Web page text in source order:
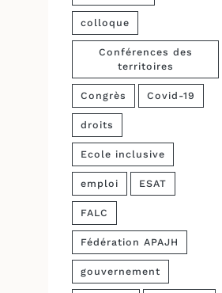
colloque
Conférences des
territoires
Congrès Covid-19
droits
Ecole inclusive
emploi ESAT
FALC
Fédération APAJH
gouvernement